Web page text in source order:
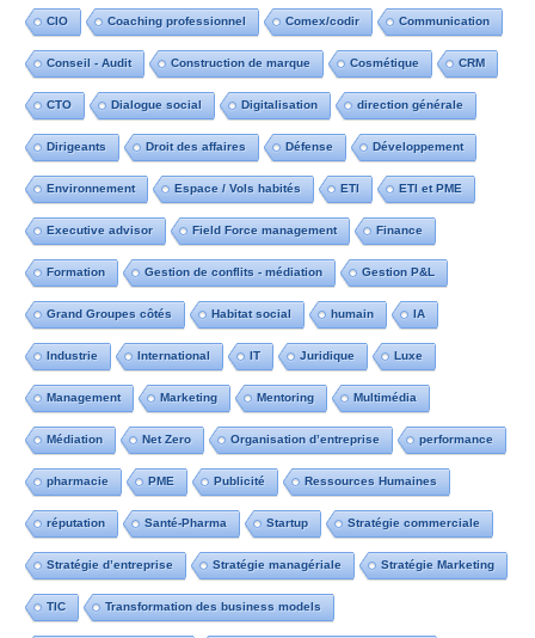
CIO Coaching professionnel Comex/codir Communication
Conseil - Audit Construction de marque Cosmétique CRM
CTO Dialogue social Digitalisation direction générale
Dirigeants Droit des affaires Défense Développement
Environnement Espace / Vols habités ETI ETI et PME
Executive advisor Field Force management Finance
Formation Gestion de conflits - médiation Gestion P&L
Grand Groupes côtés Habitat social humain IA
Industrie International IT Juridique Luxe
Management Marketing Mentoring Multimédia
Médiation Net Zero Organisation d’entreprise performance
pharmacie PME Publicité Ressources Humaines
réputation Santé-Pharma Startup Stratégie commerciale
Stratégie d’entreprise Stratégie managériale Stratégie Marketing
TIC Transformation des business models